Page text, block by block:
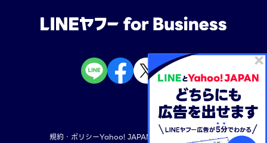
規約・ポリシーYahoo! JAPAN LINEヤフー株式会社